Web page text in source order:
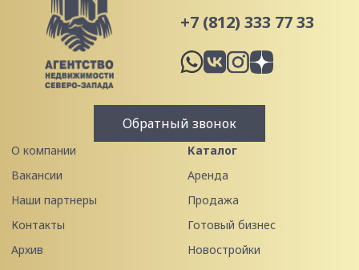
+7 (812) 333 77 33
Обратный звонок
О компании
Вакансии
Наши партнеры
Контакты
Архив
Каталог
Аренда
Продажа
Готовый бизнес
Новостройки